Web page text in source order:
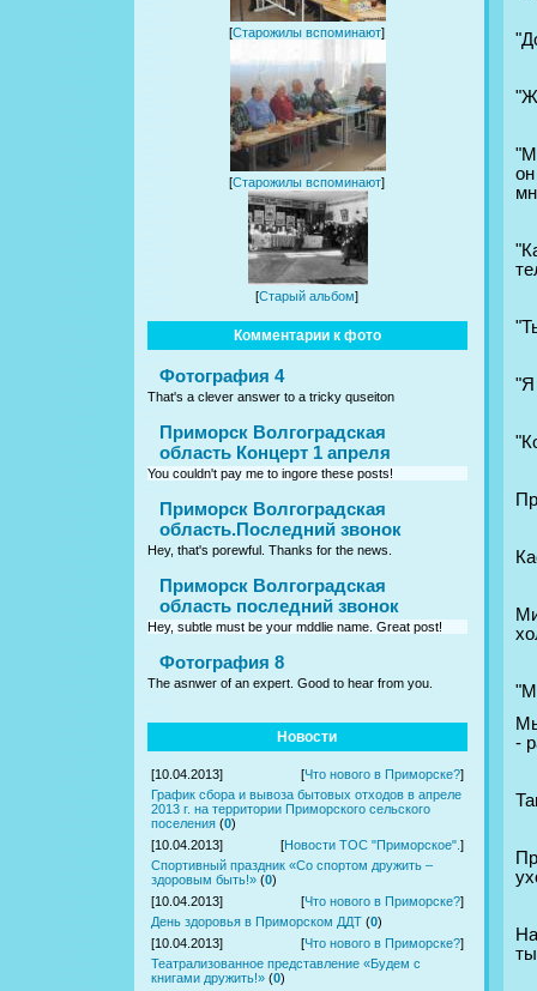
[Старожилы вспоминают]
[Старожилы вспоминают]
[Старый альбом]
Комментарии к фото
Фотография 4
That's a clever answer to a tricky quseiton
Приморск Волгоградская
область Концерт 1 апреля
You couldn't pay me to ingore these posts!
Приморск Волгоградская
область.Последний звонок
Hey, that's porewful. Thanks for the news.
Приморск Волгоградская
область последний звонок
Hey, subtle must be your mddlie name. Great post!
Фотография 8
The asnwer of an expert. Good to hear from you.
Новости
[10.04.2013] [Что нового в Приморске?]
График сбора и вывоза бытовых отходов в апреле
2013 г. на территории Приморского сельского
поселения (0)
[10.04.2013]
[Новости ТОС "Приморское". ]
Спортивный праздник «Со спортом дружить –
здоровым быть!» (0)
[10.04.2013]
[Что нового в Приморске?]
День здоровья в Приморском ДДТ (0)
[10.04.2013]
[Что нового в Приморске?]
Театрализованное представление «Будем с
книгами дружить!» (0)
"Я
-